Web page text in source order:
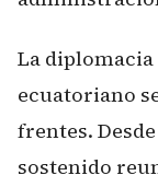
La
ecuatoriano
frentes.
sostenido